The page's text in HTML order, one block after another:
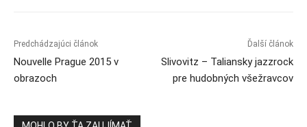
Predchádzajúci článok
Nouvelle Prague 2015 v
obrazoch
Ďalší článok
Slivovitz – Taliansky jazzrock
pre hudobných všežravcov